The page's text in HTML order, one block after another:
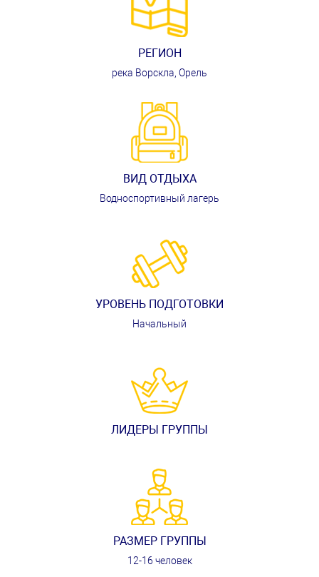
РЕГИОН
река Ворскла, Орель
ВИД ОТДЫХА
Водноспортивный лагерь
УРОВЕНЬ ПОДГОТОВКИ
Начальный
ЛИДЕРЫ ГРУППЫ
РАЗМЕР ГРУППЫ
12-16 человек